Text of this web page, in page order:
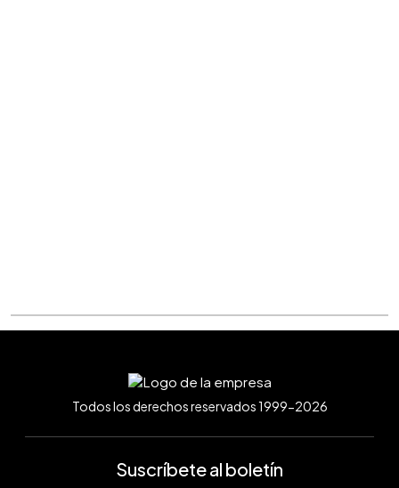
Todos los derechos reservados 1999-2026
Suscríbete al boletín